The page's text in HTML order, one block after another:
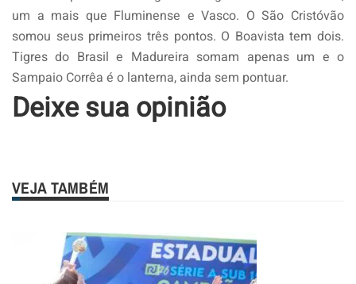
um a mais que Fluminense e Vasco. O São Cristóvão
somou seus primeiros três pontos. O Boavista tem dois.
Tigres do Brasil e Madureira somam apenas um e o
Sampaio Corrêa é o lanterna, ainda sem pontuar.
Deixe sua opinião
VEJA TAMBÉM